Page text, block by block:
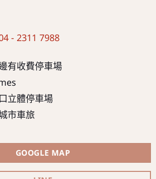
- 2311 7988
有收費停車場
立體停車場
市車旅
GOOGLE MAP